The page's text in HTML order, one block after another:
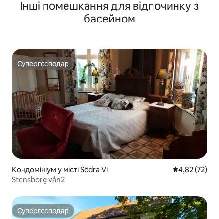
Інші помешкання для відпочинку з
басейном
Супергосподар
Супергосподар
Кондомініум у місті Södra Vi Середня
4,82 (72)
Stensborg vån2
Супергосподар
Супергосподар